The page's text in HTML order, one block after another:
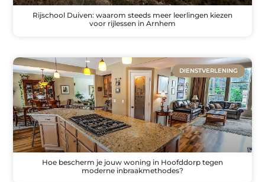
Rijschool Duiven: waarom steeds meer leerlingen kiezen
voor rijlessen in Arnhem
DIENSTVERLENING
Hoe bescherm je jouw woning in Hoofddorp tegen
moderne inbraakmethodes?